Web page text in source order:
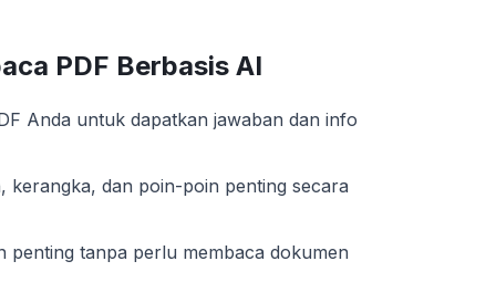
PDF Berbasis AI
Anda untuk dapatkan jawaban dan info
kerangka, dan poin-poin penting secara
penting tanpa perlu membaca dokumen